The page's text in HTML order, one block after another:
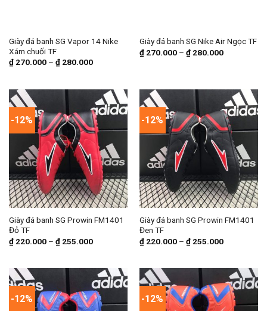
Giày đá banh SG Vapor 14 Nike
Xám chuối TF
₫270.000– ₫280.000
Giày đá banh SG Nike Air Ngọc TF
₫270.000– ₫280.000
-12%
Giày đá banh SG Prowin FM1401
Đỏ TF
₫220.000– ₫255.000
-12%
Giày đá banh SG Prowin FM1401
Đen TF
₫220.000– ₫255.000
-12% -12%